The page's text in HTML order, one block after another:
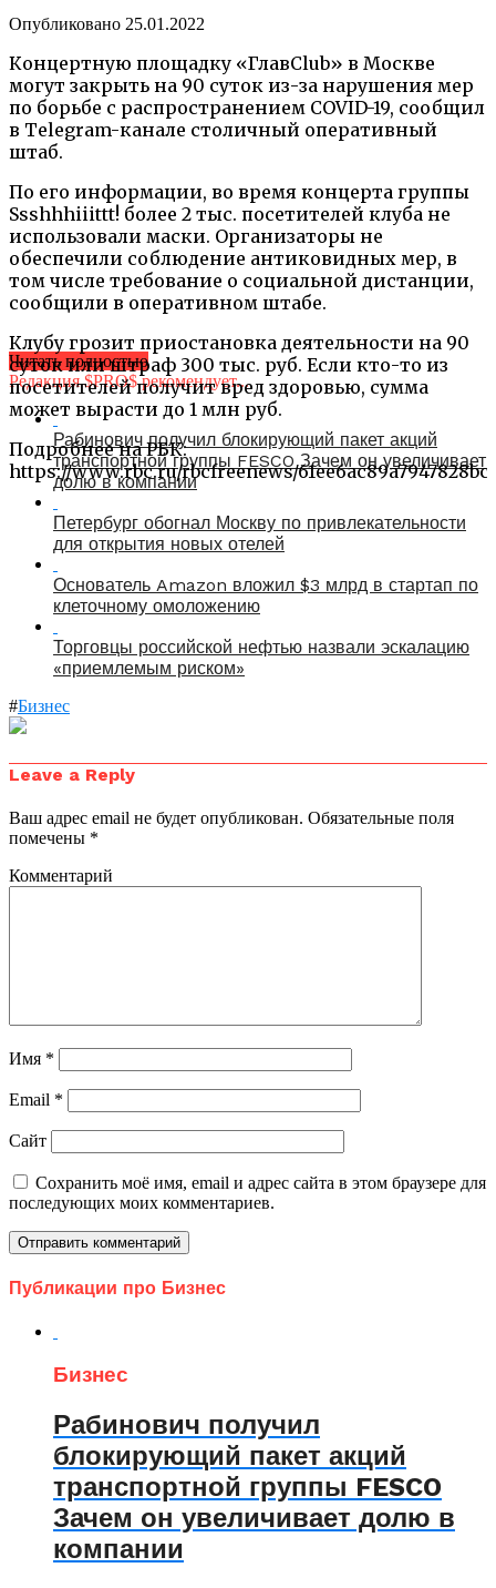
Опубликовано 25.01.2022
Концертную площадку «ГлавClub» в Москве
могут закрыть на 90 суток из-за нарушения мер
по борьбе с распространением COVID-19, сообщил
в Telegram-канале столичный оперативный
штаб.
По его информации, во время концерта группы
Ssshhhiiittt! более 2 тыс. посетителей клуба не
использовали маски. Организаторы не
обеспечили соблюдение антиковидных мер, в
том числе требование о социальной дистанции,
сообщили в оперативном штабе.
Клубу грозит приостановка деятельности на 90
суток или штраф 300 тыс. руб. Если кто-то из
посетителей получит вред здоровью, сумма
может вырасти до 1 млн руб.
Подробнее на РБК:
https://www.rbc.ru/rbcfreenews/
Читать полностью
Редакция $PRO$ рекомендует...
Рабинович получил блокирующий пакет акций
транспортной группы FESCO Зачем он увеличивает
долю в компании
Петербург обогнал Москву по привлекательности
для открытия новых отелей
Основатель Amazon вложил $3 млрд в стартап по
клеточному омоложению
Торговцы российской нефтью назвали эскалацию
«приемлемым риском»
#Бизнес
Leave a Reply
Ваш адрес email не будет опубликован. Обязательные поля
помечены *
Комментарий
Имя *
Email *
Сайт
Сохранить моё имя, email и адрес сайта в этом браузере для
последующих моих комментариев.
Публикации про Бизнес
Бизнес
Рабинович получил
блокирующий пакет акций
транспортной группы FESCO
Зачем он увеличивает долю в
компании